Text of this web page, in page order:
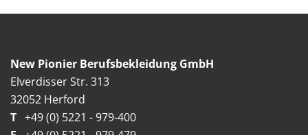
New Pionier Berufsbekleidung GmbH
Elverdisser Str. 313
32052 Herford
T +49 (0) 5221 - 979-400